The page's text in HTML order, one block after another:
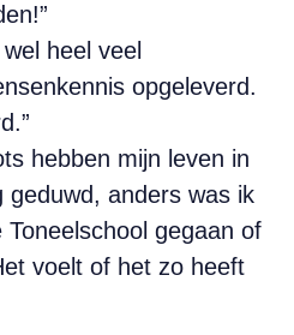
heel veel
opgeleverd.
hebben mijn leven in
geduwd, anders was ik
gegaan of
voelt of het zo heeft